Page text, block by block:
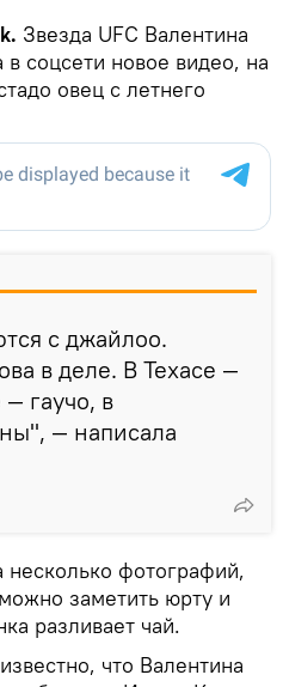
Звезда UFC Валентина
соцсети новое видео, на
овец с летнего
с джайлоо.
в деле. В Техасе —
гаучо, в
— написала
несколько фотографий,
заметить юрту и
разливает чай.
что Валентина